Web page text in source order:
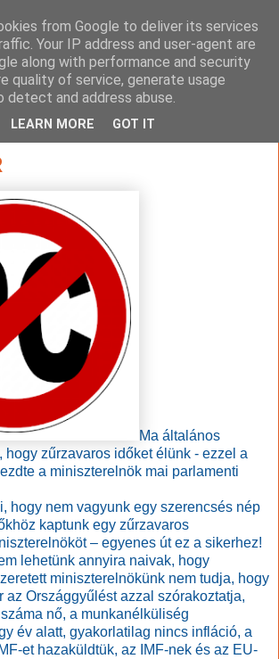
Ma általános
hogy zűrzavaros időket élünk - ezzel a
a miniszterelnök mai parlamenti
hogy nem vagyunk egy szerencsés nép
kaptunk egy zűrzavaros
– egyenes út ez a sikerhez!
lehetünk annyira naivak, hogy
miniszterelnökünk nem tudja, hogy
az Országgyűlést azzal szórakoztatja,
nő, a munkanélküliség
év alatt, gyakorlatilag nincs infláció, a
et hazaküldtük, az IMF-nek és az EU-
from Google to deliver its services
Your IP address and user-agent are
along with performance and security
quality of service, generate usage
and address abuse.
LEARN MORE GOT IT